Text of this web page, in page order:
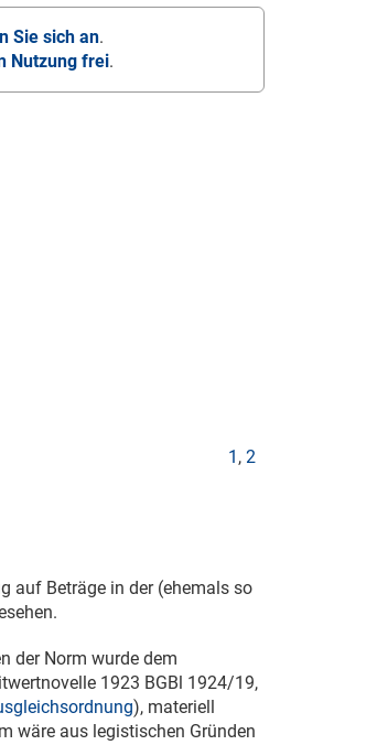
Sie sich an.
Nutzung frei.
1 , 2
auf Beträge in der (ehemals so
der Norm wurde dem
1923 BGBl 1924/19,
), materiell
wäre aus legistischen Gründen